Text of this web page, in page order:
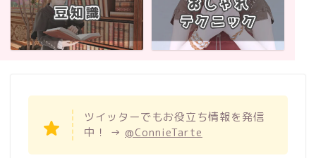
ツイッターでもお役立ち情報を発信
中！ → @ConnieTarte